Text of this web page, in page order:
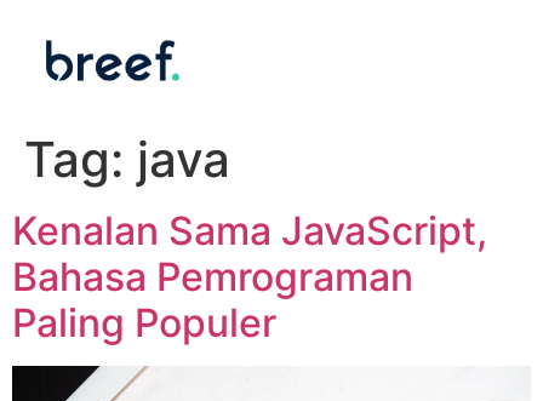
Tag: java
Kenalan Sama JavaScript,
Bahasa Pemrograman
Paling Populer